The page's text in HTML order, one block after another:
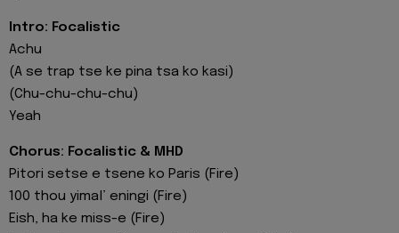
Intro: Focalistic
Achu
(A se trap tse ke pina tsa ko kasi)
(Chu-chu-chu-chu)
Yeah
Chorus: Focalistic & MHD
Pitori setse e tsene ko Paris (Fire)
100 thou yimal’ eningi (Fire)
Eish, ha ke miss-e (Fire)